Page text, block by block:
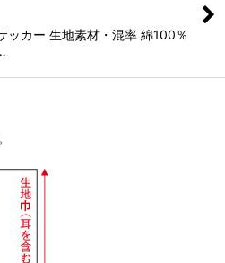
ッカー 生地素材・混率 綿100％